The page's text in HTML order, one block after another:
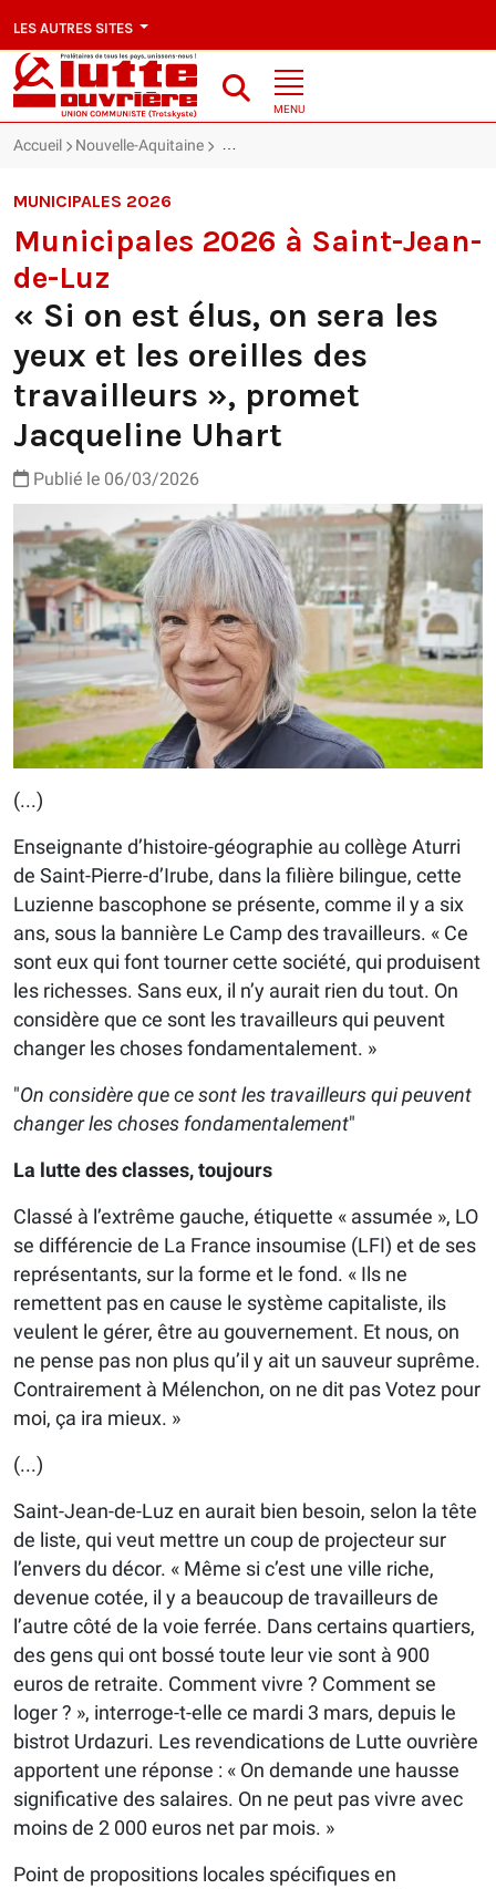
LES AUTRES SITES
MENU
Accueil Nouvelle-Aquitaine « Si on est élus, on sera les yeux et les
MUNICIPALES 2026
Municipales 2026 à Saint-Jean-
de-Luz
« Si on est élus, on sera les
yeux et les oreilles des
travailleurs », promet
Jacqueline Uhart
Publié le 06/03/2026
(...)
Enseignante d’histoire-géographie au collège Aturri
de Saint-Pierre-d’Irube, dans la filière bilingue, cette
Luzienne bascophone se présente, comme il y a six
ans, sous la bannière Le Camp des travailleurs. « Ce
sont eux qui font tourner cette société, qui produisent
les richesses. Sans eux, il n’y aurait rien du tout. On
considère que ce sont les travailleurs qui peuvent
changer les choses fondamentalement. »
"On considère que ce sont les travailleurs qui peuvent
changer les choses fondamentalement"
La lutte des classes, toujours
Classé à l’extrême gauche, étiquette « assumée », LO
se différencie de La France insoumise (LFI) et de ses
représentants, sur la forme et le fond. « Ils ne
remettent pas en cause le système capitaliste, ils
veulent le gérer, être au gouvernement. Et nous, on
ne pense pas non plus qu’il y ait un sauveur suprême.
Contrairement à Mélenchon, on ne dit pas Votez pour
moi, ça ira mieux. »
(...)
Saint-Jean-de-Luz en aurait bien besoin, selon la tête
de liste, qui veut mettre un coup de projecteur sur
l’envers du décor. « Même si c’est une ville riche,
devenue cotée, il y a beaucoup de travailleurs de
l’autre côté de la voie ferrée. Dans certains quartiers,
des gens qui ont bossé toute leur vie sont à 900
euros de retraite. Comment vivre ? Comment se
loger ? », interroge-t-elle ce mardi 3 mars, depuis le
bistrot Urdazuri. Les revendications de Lutte ouvrière
apportent une réponse : « On demande une hausse
significative des salaires. On ne peut pas vivre avec
moins de 2 000 euros net par mois. »
Point de propositions locales spécifiques en